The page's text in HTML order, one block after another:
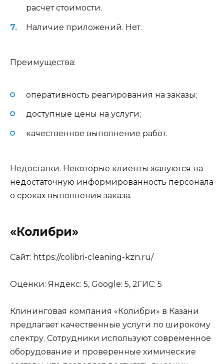
расчет стоимости.
Наличие приложений. Нет.
Преимущества:
оперативность реагирования на заказы;
доступные цены на услуги;
качественное выполнение работ.
Недостатки. Некоторые клиенты жалуются на
недостаточную информированность персонала
о сроках выполнения заказа.
«Колибри»
Сайт: https://colibri-cleaning-kzn.ru/
Оценки: Яндекс: 5, Google: 5, 2ГИС: 5
Клининговая компания «Колибри» в Казани
предлагает качественные услуги по широкому
спектру. Сотрудники используют современное
оборудование и проверенные химические